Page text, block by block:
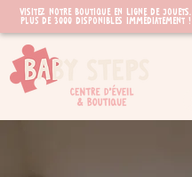
Visitez notre boutique en ligne de jouets.
PLUS de 3000 disponibles immédiatement !